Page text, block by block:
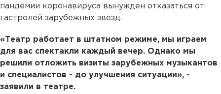
пандемии коронавируса вынужден отказаться от
гастролей зарубежных звезд.
«Театр работает в штатном режиме, мы играем
для вас спектакли каждый вечер. Однако мы
решили отложить визиты зарубежных музыкантов
и специалистов - до улучшения ситуации», -
заявили в театре.